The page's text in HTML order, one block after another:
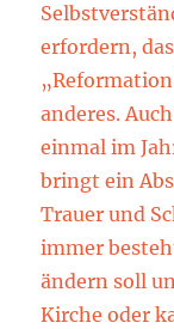
erfordern,
anderes.
einmal im
bringt ein
Trauer und
immer
ändern soll
Kirche oder